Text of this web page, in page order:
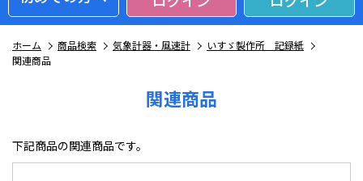
ホーム 商品検索 気象計器・風速計
いすゞ製作所 記録紙
関連商品
関連商品
下記商品の関連商品です。